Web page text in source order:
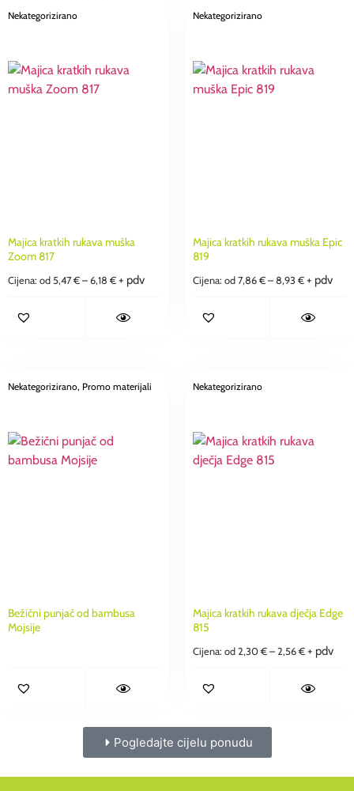
0,00 €
Nekategorizirano
Majica kratkih rukava muška
Zoom 817
Cijena: od 5,47 € – 6,18 € + pdv
Nekategorizirano
Majica kratkih rukava muška Epic
819
Cijena: od 7,86 € – 8,93 € + pdv
Nekategorizirano, Promo materijali
Bežični punjač od bambusa
Mojsije
Nekategorizirano
Majica kratkih rukava dječja Edge
815
Cijena: od 2,30 € – 2,56 € + pdv
Pogledajte cijelu ponudu